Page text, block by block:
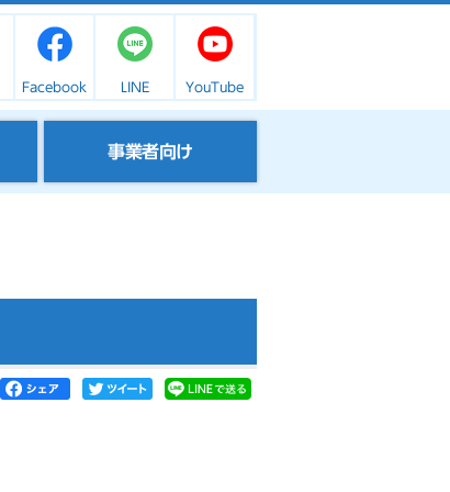
Facebook LINE YouTube
事業者向け